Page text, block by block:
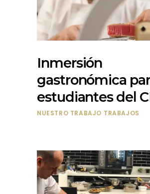
Inmersión
gastronómica
estudiantes del
NUESTRO TRABAJO TRABAJOS